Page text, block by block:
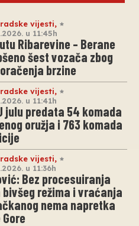
vijesti,
u 11:45h
Ribarevine – Berane
šest vozača zbog
brzine
vijesti,
u 11:41h
julu predata 54 komada
oružja i 763 komada
vijesti,
u 11:36h
Bez procesuiranja
režima i vraćanja
nema napretka